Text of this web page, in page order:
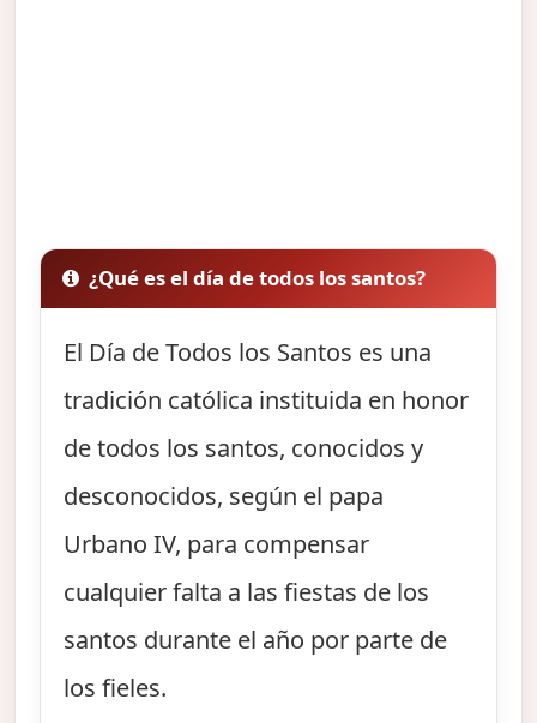
¿Qué es el día de todos los santos?
El Día de Todos los Santos es una
tradición católica instituida en honor
de todos los santos, conocidos y
desconocidos, según el papa
Urbano IV, para compensar
cualquier falta a las fiestas de los
santos durante el año por parte de
los fieles.